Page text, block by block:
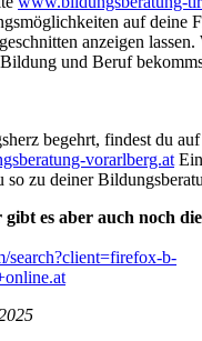
auf deine
anzeigen lassen.
und Beruf
begehrt, findest du auf
vorarlberg.at
so zu deiner
es aber auch noch
search?client=firefox-b-